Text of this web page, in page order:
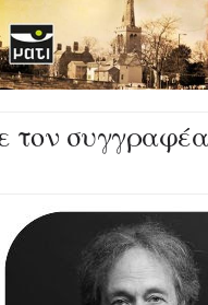
τον συγγραφέα